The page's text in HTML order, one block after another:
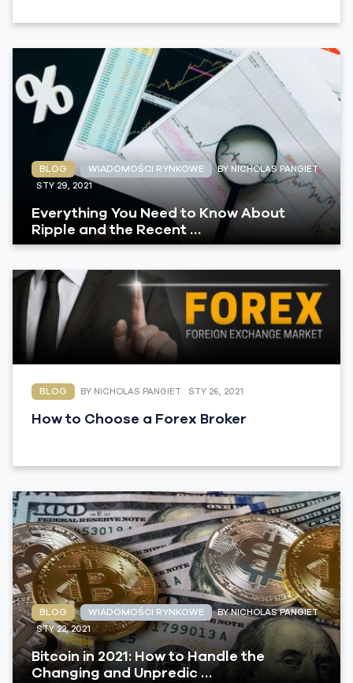
BLOG WIADOMOŚCI RYNKOWE
BY NICHOLAS PANGIET
STY 29, 2021
Everything You Need to Know About
Ripple and the Recent …
BLOG BY NICHOLAS PANGIET STY 26, 2021
How to Choose a Forex Broker
BLOG WIADOMOŚCI RYNKOWE
BY NICHOLAS PANGIET
STY 22, 2021
Bitcoin in 2021: How to Handle the
Changing and Unpredic …